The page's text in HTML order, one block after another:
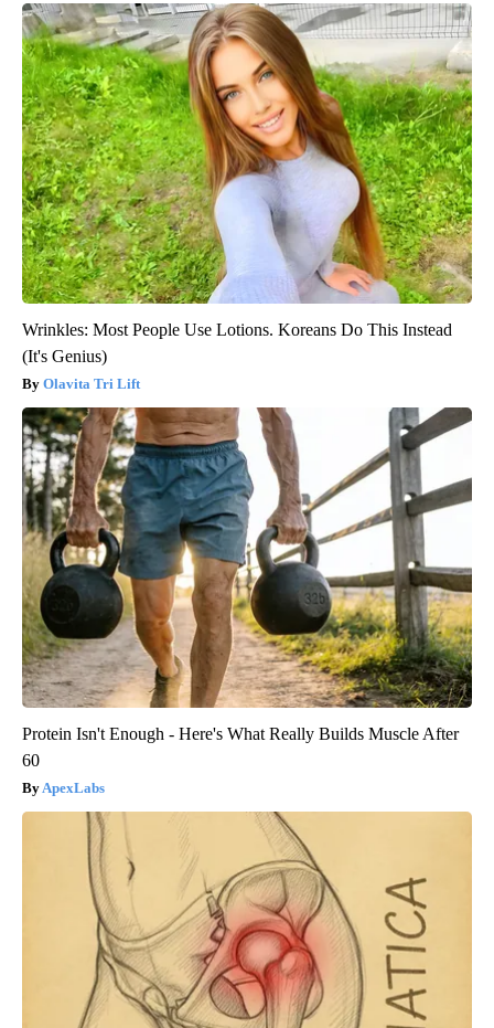
Wrinkles: Most People Use Lotions. Koreans Do This Instead
(It's Genius)
Olavita Tri Lift
Protein Isn't Enough - Here's What Really Builds Muscle After
60
ApexLabs